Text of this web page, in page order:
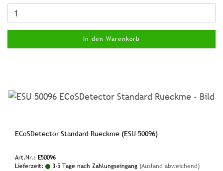
In den Warenkorb
ECoSDetector Standard Rueckme (ESU 50096)
Art.Nr.: E50096
Lieferzeit:
3-5 Tage nach Zahlungseingang (Ausland abweichend)